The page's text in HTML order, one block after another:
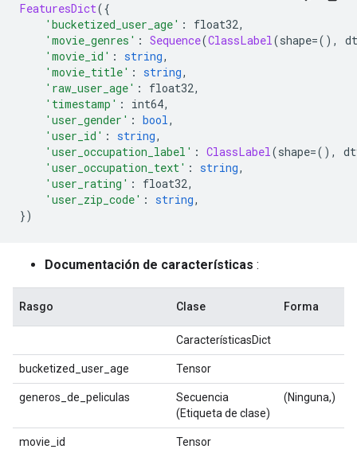
FeaturesDict({
'bucketized_user_age' : float32,
'movie_genres' : Sequence(ClassLabel(shape=(),
'movie_id' : string,
'movie_title' : string,
'raw_user_age' : float32,
'timestamp' : int64,
'user_gender' : bool,
'user_id' : string,
'user_occupation_label' : ClassLabel(shape=(),
'user_occupation_text' : string,
'user_rating' : float32,
'user_zip_code' : string,
})
Documentación de características :
Rasgo Clase Forma
CaracterísticasDict
bucketized_user_age Tensor
generos_de_peliculas
Secuencia
(Etiqueta de clase)
(Ninguna,)
movie_id Tensor